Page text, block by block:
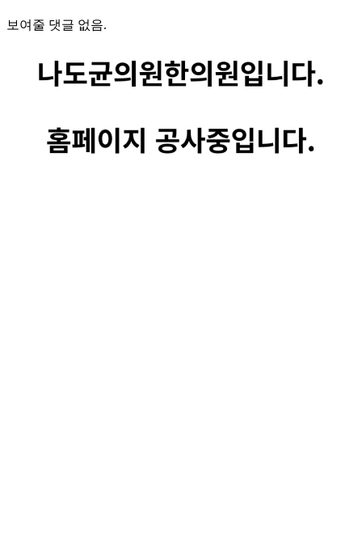
보여줄 댓글 없음.